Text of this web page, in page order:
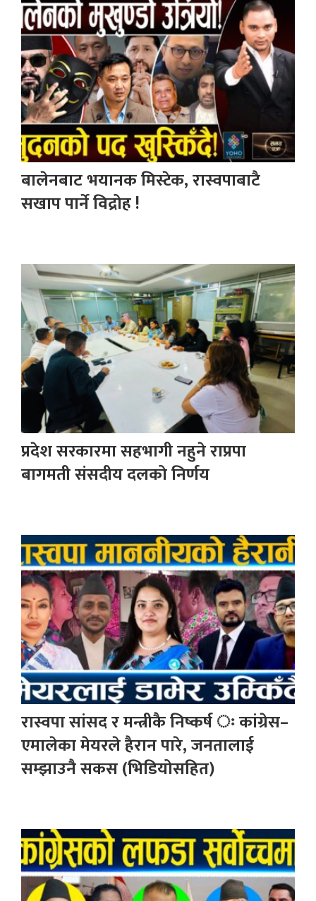
बालेनबाट भयानक मिस्टेक, रास्वपाबाटै
सखाप पार्ने विद्रोह !
प्रदेश सरकारमा सहभागी नहुने राप्रपा
बागमती संसदीय दलको निर्णय
रास्वपा सांसद र मन्त्रीकै निष्कर्ष ः कांग्रेस–
एमालेका मेयरले हैरान पारे, जनतालाई
सम्झाउनै सकस (भिडियोसहित)